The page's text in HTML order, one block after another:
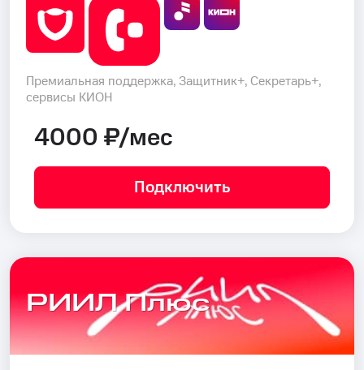
Премиальная поддержка, Защитник+, Секретарь+,
сервисы КИОН
4000 ₽/мес
Подключить
РИИЛ Плюс